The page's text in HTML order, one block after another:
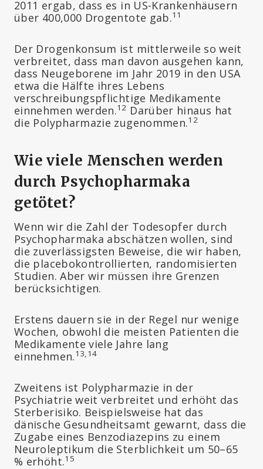
2011 ergab, dass es in US-Krankenhäusern
über 400,000 Drogentote gab.11
Der Drogenkonsum ist mittlerweile so weit
verbreitet, dass man davon ausgehen kann,
dass Neugeborene im Jahr 2019 in den USA
etwa die Hälfte ihres Lebens
verschreibungspflichtige Medikamente
einnehmen werden.12 Darüber hinaus hat
die Polypharmazie zugenommen.12
Wie viele Menschen werden
durch Psychopharmaka
getötet?
Wenn wir die Zahl der Todesopfer durch
Psychopharmaka abschätzen wollen, sind
die zuverlässigsten Beweise, die wir haben,
die placebokontrollierten, randomisierten
Studien. Aber wir müssen ihre Grenzen
berücksichtigen.
Erstens dauern sie in der Regel nur wenige
Wochen, obwohl die meisten Patienten die
Medikamente viele Jahre lang
einnehmen.13,14
Zweitens ist Polypharmazie in der
Psychiatrie weit verbreitet und erhöht das
Sterberisiko. Beispielsweise hat das
dänische Gesundheitsamt gewarnt, dass die
Zugabe eines Benzodiazepins zu einem
Neuroleptikum die Sterblichkeit um 50–65
% erhöht.15